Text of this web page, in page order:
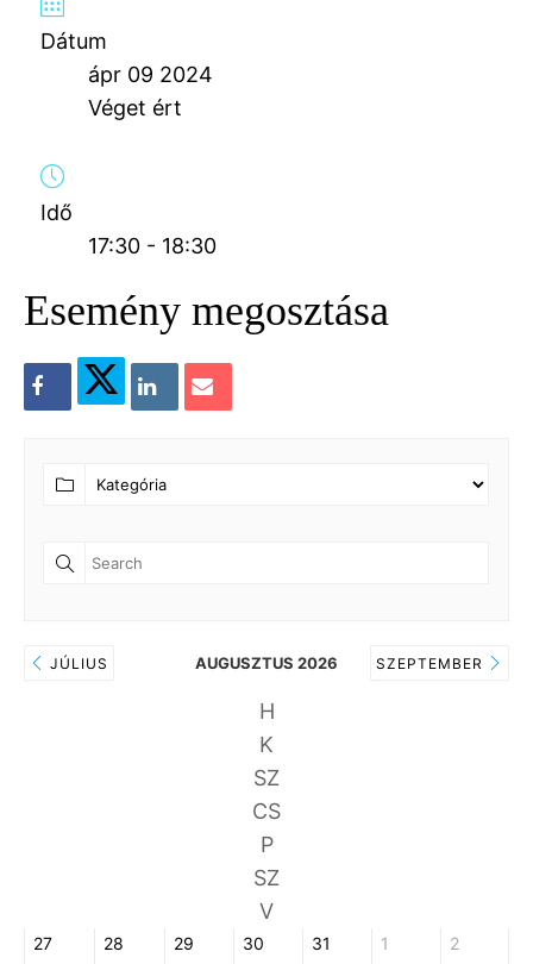
Dátum
ápr 09 2024
Véget ért
Idő
17:30 - 18:30
Esemény megosztása
JÚLIUS AUGUSZTUS 2026 SZEPTEMBER
H
K
SZ
CS
P
SZ
V
27 28 29 30 31 1 2